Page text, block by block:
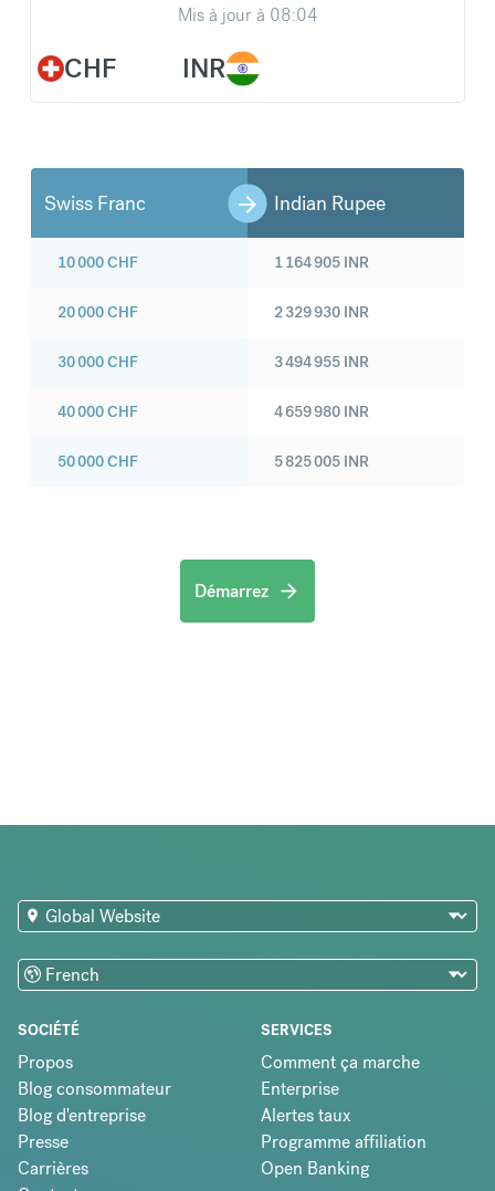
CHF
Mis à jour à 08:04
INR
Swiss Franc Indian Rupee
10 000CHF
20 000CHF
30 000CHF
40 000CHF
50 000CHF
1 164 905 INR
2 329 930 INR
3 494 955 INR
4 659 980 INR
5 825 005 INR
Démarrez
SOCIÉTÉ
Propos
Blog consommateur
Blog d'entreprise
Presse
Carrières
SERVICES
Comment ça marche
Enterprise
Alertes taux
Programme affiliation
Open Banking